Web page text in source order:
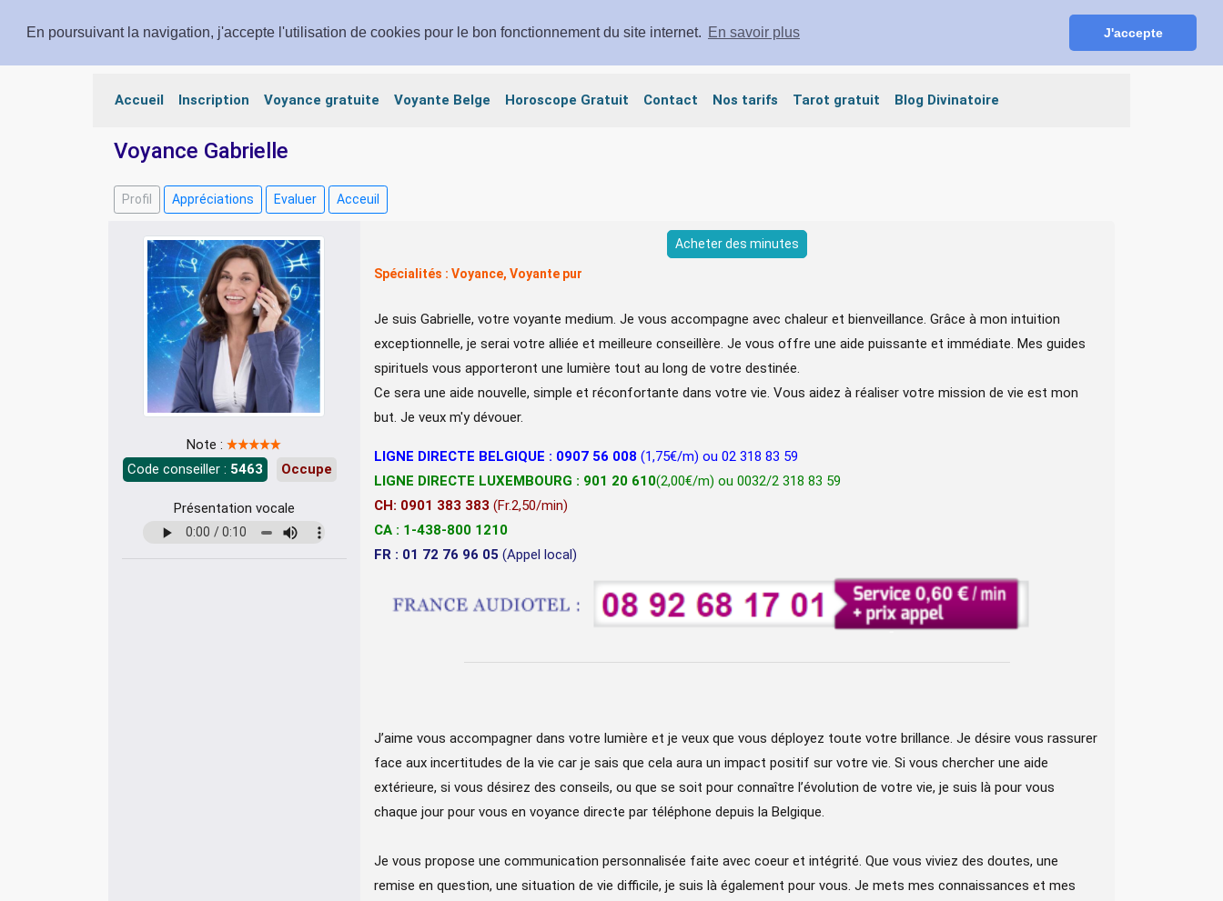
En poursuivant la navigation, j'accepte l'utilisation de cookies pour le bon fonctionnement du site internet. En savoir plus J'accepte
Voyance Prestige
Accueil Inscription Voyance gratuite Voyante Belge Horoscope Gratuit Contact Nos tarifs Tarot gratuit Blog Divinatoire
Voyance Gabrielle
Profil Appréciations Evaluer Acceuil
Note :
Code conseiller : 5463 Occupe
Présentation vocale
Acheter des minutes
Spécialités : Voyance, Voyante pur
Je suis Gabrielle, votre voyante medium. Je vous accompagne avec chaleur et bienveillance. Grâce à mon intuition
exceptionnelle, je serai votre alliée et meilleure conseillère. Je vous offre une aide puissante et immédiate. Mes guides
spirituels vous apporteront une lumière tout au long de votre destinée.
Ce sera une aide nouvelle, simple et réconfortante dans votre vie. Vous aidez à réaliser votre mission de vie est mon
but. Je veux m'y dévouer.
LIGNE DIRECTE BELGIQUE : 0907 56 008 (1,75€/m) ou 02 318 83 59
LIGNE DIRECTE LUXEMBOURG : 901 20 610(2,00€/m) ou 0032/2 318 83 59
CH: 0901 383 383 (Fr.2,50/min)
CA : 1-438-800 1210
FR : 01 72 76 96 05 (Appel local)
J’aime vous accompagner dans votre lumière et je veux que vous déployez toute votre brillance. Je désire vous rassurer
face aux incertitudes de la vie car je sais que cela aura un impact positif sur votre vie. Si vous chercher une aide
extérieure, si vous désirez des conseils, ou que se soit pour connaître l’évolution de votre vie, je suis là pour vous
chaque jour pour vous en voyance directe par téléphone depuis la Belgique.
Je vous propose une communication personnalisée faite avec coeur et intégrité. Que vous viviez des doutes, une
remise en question, une situation de vie difficile, je suis là également pour vous. Je mets mes connaissances et mes